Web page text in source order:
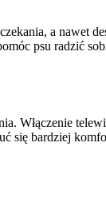
a nawet
psu radzić
Włączenie
się bardziej